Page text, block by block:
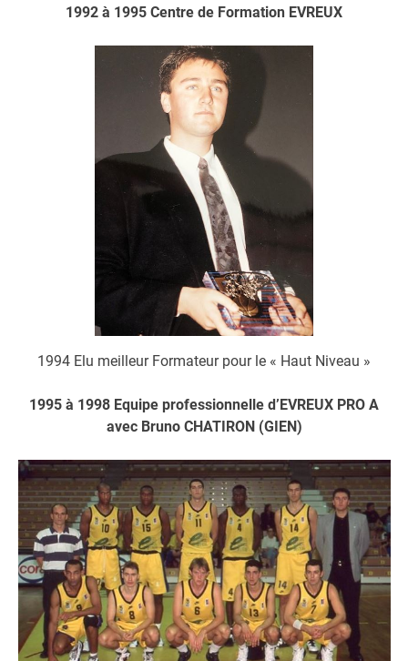
1992 à 1995 Centre de Formation EVREUX
1994 Elu meilleur Formateur pour le « Haut Niveau »
1995 à 1998 Equipe professionnelle d’EVREUX PRO A
avec Bruno CHATIRON (GIEN)